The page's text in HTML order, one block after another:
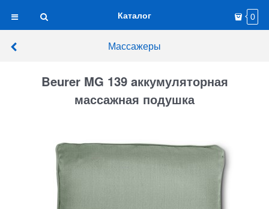
Каталог 0
Массажеры
Beurer MG 139 aккумуляторная
массажная подушка